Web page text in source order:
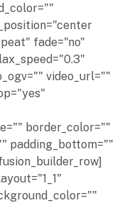
fade="no"
video_url=""
border_color=""
padding_bottom=""